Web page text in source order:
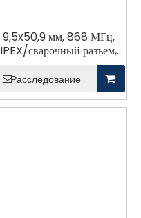
9,5x50,9 мм, 868 МГц,
IPEX/сварочный разъем,
Расследование